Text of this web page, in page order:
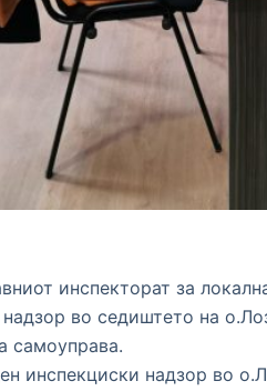
инспекторат за
во седиштето на
самоуправа.
инспекциски надзор во